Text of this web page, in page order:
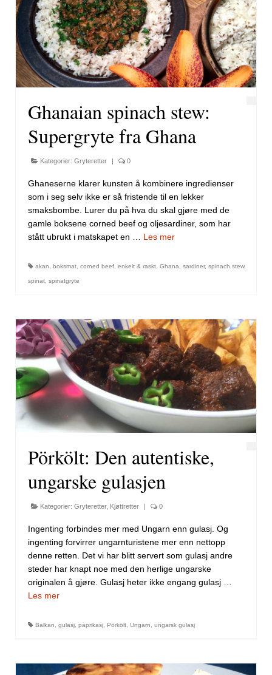
Ghanaian spinach stew:
Supergryte fra Ghana
Kategorier: Gryteretter | 0
Ghaneserne klarer kunsten å kombinere ingredienser
som i seg selv ikke er så fristende til en lekker
smaksbombe. Lurer du på hva du skal gjøre med de
gamle boksene corned beef og oljesardiner, som har
stått ubrukt i matskapet en … Les mer
akan boksmat corned beef enkelt & raskt Ghana sardiner, spinach stew,
spinat spinatgryte
Pörkölt: Den autentiske,
ungarske gulasjen
Kategorier: Gryteretter, Kjøttretter | 0
Ingenting forbindes mer med Ungarn enn gulasj. Og
ingenting forvirrer ungarnturistene mer enn nettopp
denne retten. Det vi har blitt servert som gulasj andre
steder har knapt noe med den herlige ungarske
originalen å gjøre. Gulasj heter ikke engang gulasj …
Les mer
Balkan gulasj paprikasj Pörkölt Ungarn ungarsk gulasj